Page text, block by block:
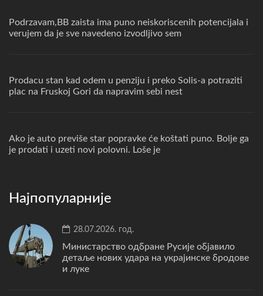
Podrzavam,BB zaista ima puno neiskoriscenih potencijala i
verujem da je sve navedeno izvodljivo sem
Prodacu stan kad odem u penziju i preko Solis-a potraziti
plac na Fruskoj Gori da napravim sebi nest
Ako je auto previše star popravke će koštati puno. Bolje ga
je prodati i uzeti novi polovni. Loše je
Најпопуларније
28.07.2026. год.
Министарство одбране Русије објавило
детаље нових удара на украјинске бродове
и луке